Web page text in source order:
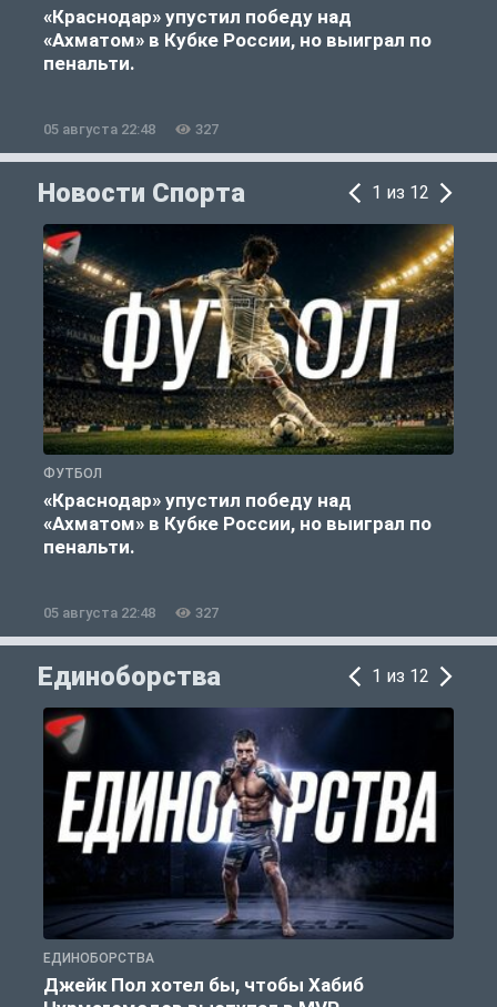
«Краснодар» упустил победу над
«Ахматом» в Кубке России, но выиграл по
пенальти.
05 августа 22:48 327
Новости Спорта 1 из 12
ФУТБОЛ
«Краснодар» упустил победу над
«Ахматом» в Кубке России, но выиграл по
пенальти.
05 августа 22:48 327
Единоборства 1 из 12
ЕДИНОБОРСТВА
Джейк Пол хотел бы, чтобы Хабиб